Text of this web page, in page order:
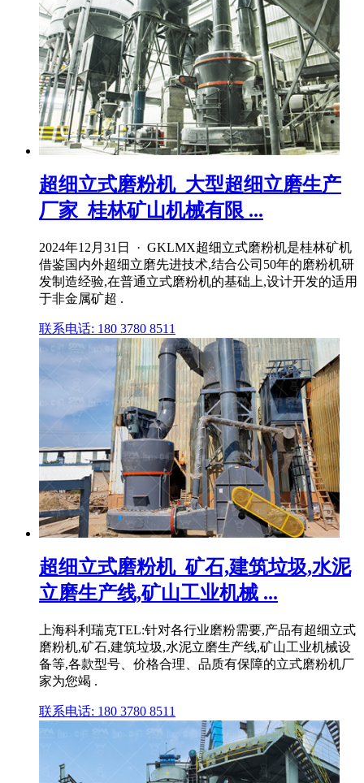
超细立式磨粉机_大型超细立磨生产
厂家_桂林矿山机械有限 ...
2024年12月31日 · GKLMX超细立式磨粉机是桂林矿机
借鉴国内外超细立磨先进技术,结合公司50年的磨粉机研
发制造经验,在普通立式磨粉机的基础上,设计开发的适用
于非金属矿超 .
联系电话: 180 3780 8511
超细立式磨粉机_矿石,建筑垃圾,水泥
立磨生产线,矿山工业机械 ...
上海科利瑞克TEL:针对各行业磨粉需要,产品有超细立式
磨粉机,矿石,建筑垃圾,水泥立磨生产线,矿山工业机械设
备等,各款型号、价格合理、品质有保障的立式磨粉机厂
家为您竭 .
联系电话: 180 3780 8511